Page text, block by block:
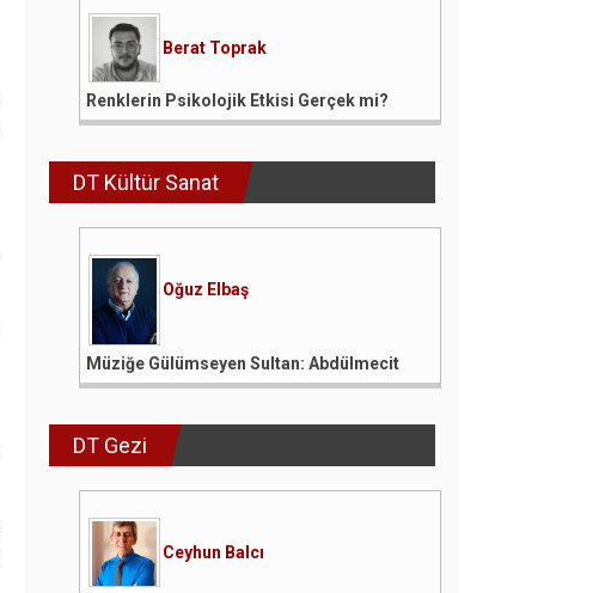
Berat Toprak
Renklerin Psikolojik Etkisi Gerçek mi?
DT Kültür Sanat
Oğuz Elbaş
Müziğe Gülümseyen Sultan: Abdülmecit
DT Gezi
Ceyhun Balcı